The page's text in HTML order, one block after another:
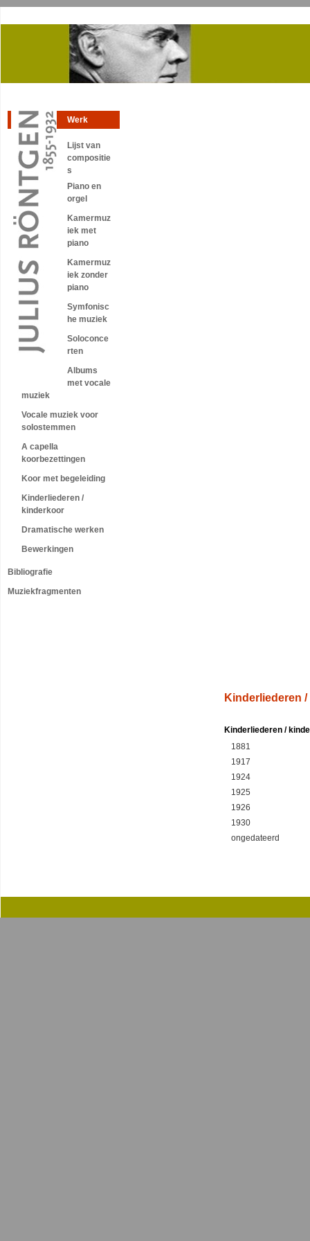
Werk
Lijst van
compositie
s
Piano en
orgel
Kamermuz
iek met
piano
Kamermuz
iek zonder
piano
Symfonisc
he muziek
Soloconce
rten
Albums
met vocale
muziek
Vocale muziek voor
solostemmen
A capella
koorbezettingen
Koor met begeleiding
Kinderliederen /
kinderkoor
Dramatische werken
Bewerkingen
Bibliografie
Muziekfragmenten
Kinderliederen
Kinderliederen /
1881
1917
1924
1925
1926
1930
ongedateerd